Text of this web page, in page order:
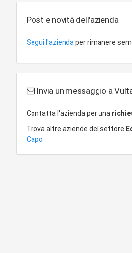
Post e novità dell'azienda
Segui l'azienda per rimanere
Invia un messaggio a
Contatta l'azienda per una
Trova altre aziende del settore
Capo